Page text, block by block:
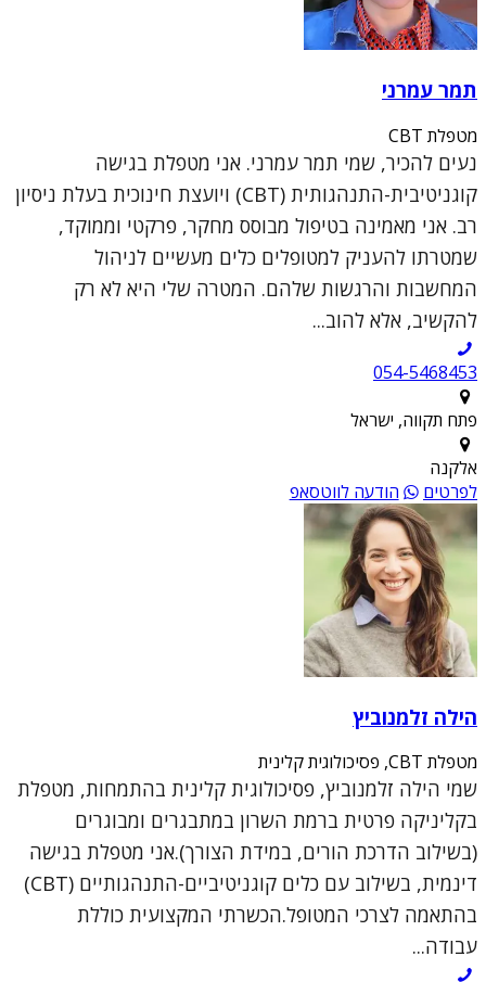
תמר עמרני
מטפלת CBT
נעים להכיר, שמי תמר עמרני. אני מטפלת בגישה
קוגניטיבית-התנהגותית (CBT) ויועצת חינוכית בעלת ניסיון
רב. אני מאמינה בטיפול מבוסס מחקר, פרקטי וממוקד,
שמטרתו להעניק למטופלים כלים מעשיים לניהול
המחשבות והרגשות שלהם. המטרה שלי היא לא רק
להקשיב, אלא להוב...
054-5468453
פתח תקווה, ישראל
אלקנה
לפרטים
הודעה לווטסאפ
הילה זלמנוביץ
מטפלת CBT, פסיכולוגית קלינית
שמי הילה זלמנוביץ, פסיכולוגית קלינית בהתמחות, מטפלת
בקליניקה פרטית ברמת השרון במתבגרים ומבוגרים
(בשילוב הדרכת הורים, במידת הצורך).אני מטפלת בגישה
דינמית, בשילוב עם כלים קוגניטיביים-התנהגותיים (CBT)
בהתאמה לצרכי המטופל.הכשרתי המקצועית כוללת
עבודה...